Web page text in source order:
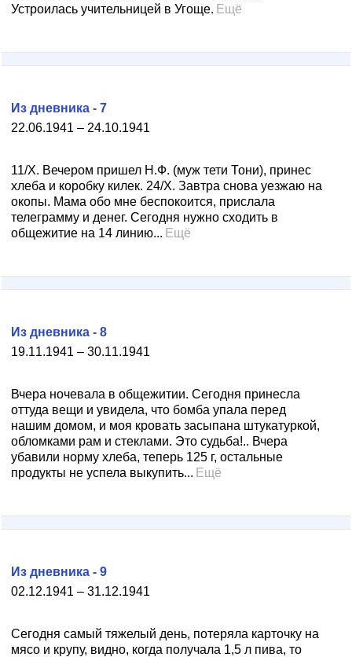
Устроилась учительницей в Угоще. Ещё
22.06.1941 – 24.10.1941
Из дневника - 7
11/X. Вечером пришел Н.Ф. (муж тети Тони), принес
хлеба и коробку килек. 24/X. Завтра снова уезжаю на
окопы. Мама обо мне беспокоится, прислала
телеграмму и денег. Сегодня нужно сходить в
общежитие на 14 линию... Ещё
19.11.1941 – 30.11.1941
Из дневника - 8
Вчера ночевала в общежитии. Сегодня принесла
оттуда вещи и увидела, что бомба упала перед
нашим домом, и моя кровать засыпана штукатуркой,
обломками рам и стеклами. Это судьба!.. Вчера
убавили норму хлеба, теперь 125 г, остальные
продукты не успела выкупить... Ещё
02.12.1941 – 31.12.1941
Из дневника - 9
Сегодня самый тяжелый день, потеряла карточку на
мясо и крупу, видно, когда получала 1,5 л пива, то